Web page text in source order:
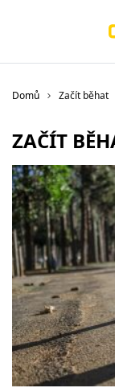
Domů Začít běhat
ZAČÍT